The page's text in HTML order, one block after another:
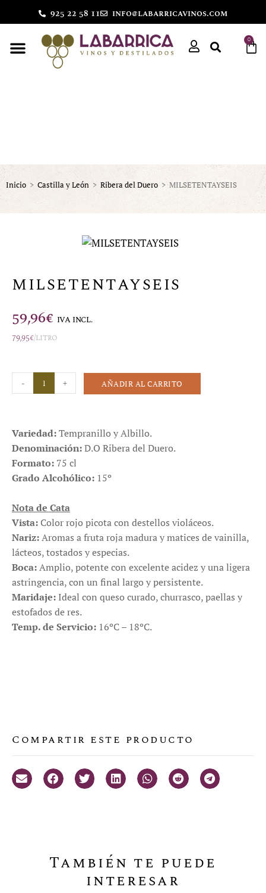
925 22 58 11 info@labarricavinos.com
0
Inicio > Castilla y León > Ribera del Duero > MILSETENTAYSEIS
MILSETENTAYSEIS
59,96€ IVA INCL.
79,95€/litro
- + AÑADIR AL CARRITO
Variedad:Tempranillo y Albillo.
Denominación:D.O Ribera del Duero.
Formato: 75 cl
Grado Alcohólico: 15º
Nota de Cata
Vista: Color rojo picota con destellos violáceos.
Nariz:Aromas a fruta roja madura y matices de vainilla,
lácteos, tostados y especias.
Boca:Amplio, potente con excelente acidez y una ligera
astringencia, con un final largo y persistente.
Maridaje: Ideal con queso curado, churrasco, paellas y
estofados de res.
Temp. de Servicio: 16ºC – 18ºC.
Compartir este producto
También te puede
interesar